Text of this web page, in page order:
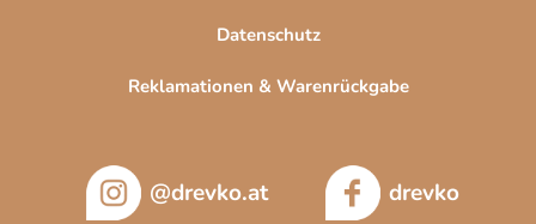
Datenschutz
Reklamationen & Warenrückgabe
@drevko.at drevko